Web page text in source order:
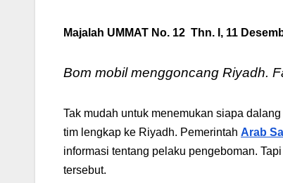
Majalah UMMAT No. 12 Thn. I, 11
Bom mobil menggoncang Riyadh.
Tak mudah untuk menemukan siapa
tim lengkap ke Riyadh. Pemerintah Arab
informasi tentang pelaku pengeboman.
tersebut.